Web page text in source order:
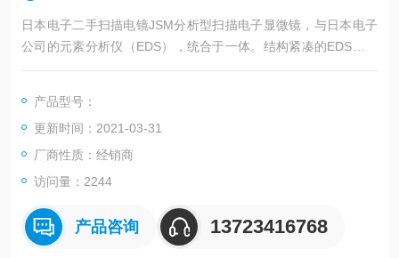
日本电子二手扫描电镜JSM分析型扫描电子显微镜，与日本电子
公司的元素分析仪（EDS），统合于一体。结构紧凑的EDS由显
微镜主体系统的电脑控制，操作员只用一只鼠标，就可完成从图
产品型号：
更新时间：2021-03-31
厂商性质：经销商
访问量：2244
产品咨询 13723416768